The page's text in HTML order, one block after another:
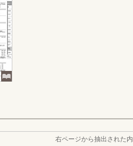
右ページから抽出された